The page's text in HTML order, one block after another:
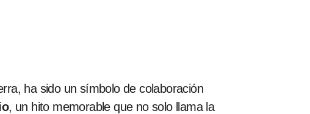
ha sido un símbolo de colaboración
, un hito memorable que no solo llama la